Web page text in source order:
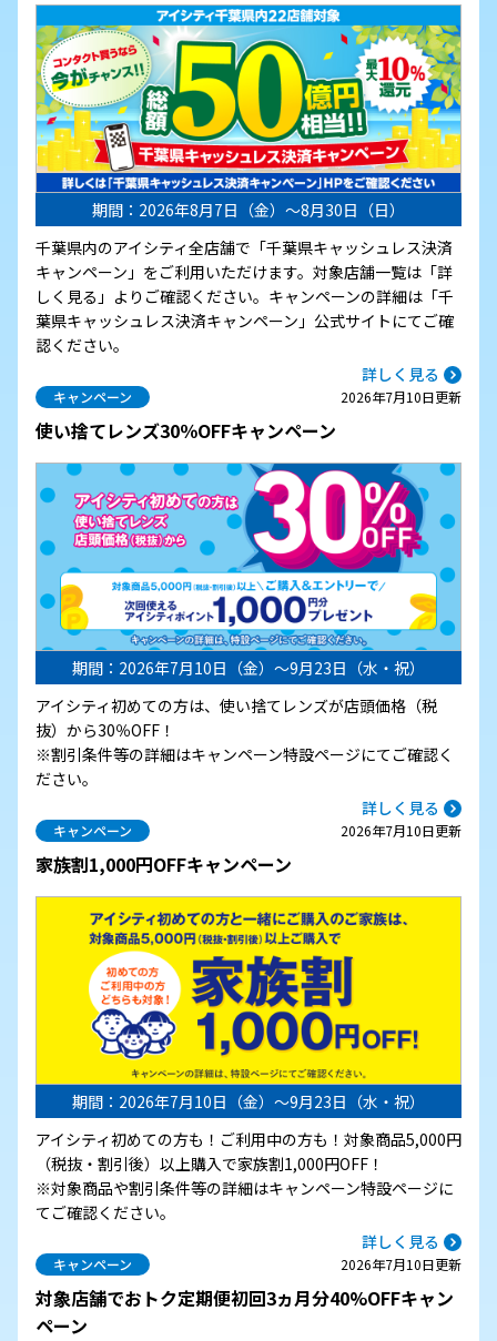
期間：2026年8月7日（金）～8月30日（日）
千葉県内のアイシティ全店舗で「千葉県キャッシュレス決済
キャンペーン」をご利用いただけます。対象店舗一覧は「詳
しく見る」よりご確認ください。キャンペーンの詳細は「千
葉県キャッシュレス決済キャンペーン」公式サイトにてご確
認ください。
詳しく見る
キャンペーン 2026年7月10日更新
使い捨てレンズ30％OFFキャンペーン
期間：2026年7月10日（金）～9月23日（水・祝）
アイシティ初めての方は、使い捨てレンズが店頭価格（税
抜）から30％OFF！
※割引条件等の詳細はキャンペーン特設ページにてご確認く
ださい。
詳しく見る
キャンペーン 2026年7月10日更新
家族割1,000円OFFキャンペーン
期間：2026年7月10日（金）～9月23日（水・祝）
アイシティ初めての方も！ご利用中の方も！対象商品5,000円
（税抜・割引後）以上購入で家族割1,000円OFF！
※対象商品や割引条件等の詳細はキャンペーン特設ページに
てご確認ください。
詳しく見る
キャンペーン 2026年7月10日更新
対象店舗でおトク定期便初回3ヵ月分40%OFFキャン
ペーン